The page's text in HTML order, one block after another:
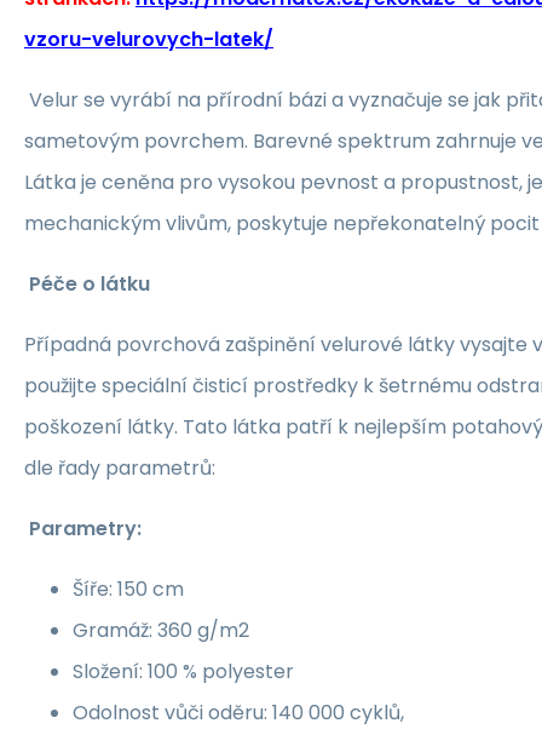
vzoru-velurovych-latek/
Velur se vyrábí na přírodní bázi a vyznačuje se jak
sametovým povrchem. Barevné spektrum zahrnuje
Látka je ceněna pro vysokou pevnost a propustnost,
mechanickým vlivům, poskytuje nepřekonatelný
Péče o látku
Případná povrchová zašpinění velurové látky vysajte
použijte speciální čisticí prostředky k šetrnému
poškození látky. Tato látka patří k nejlepším
dle řady parametrů:
Parametry:
Šíře: 150 cm
Gramáž: 360 g/m2
Složení: 100 % polyester
Odolnost vůči oděru: 140 000 cyklů,